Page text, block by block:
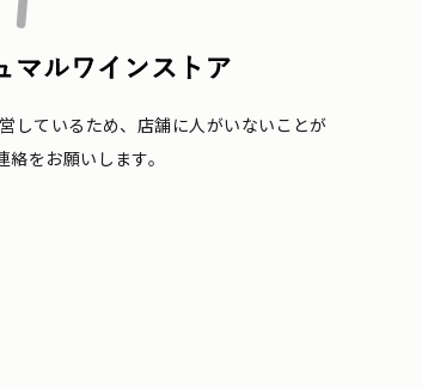
しているため、店舗に人がいないことが
をお願いします。